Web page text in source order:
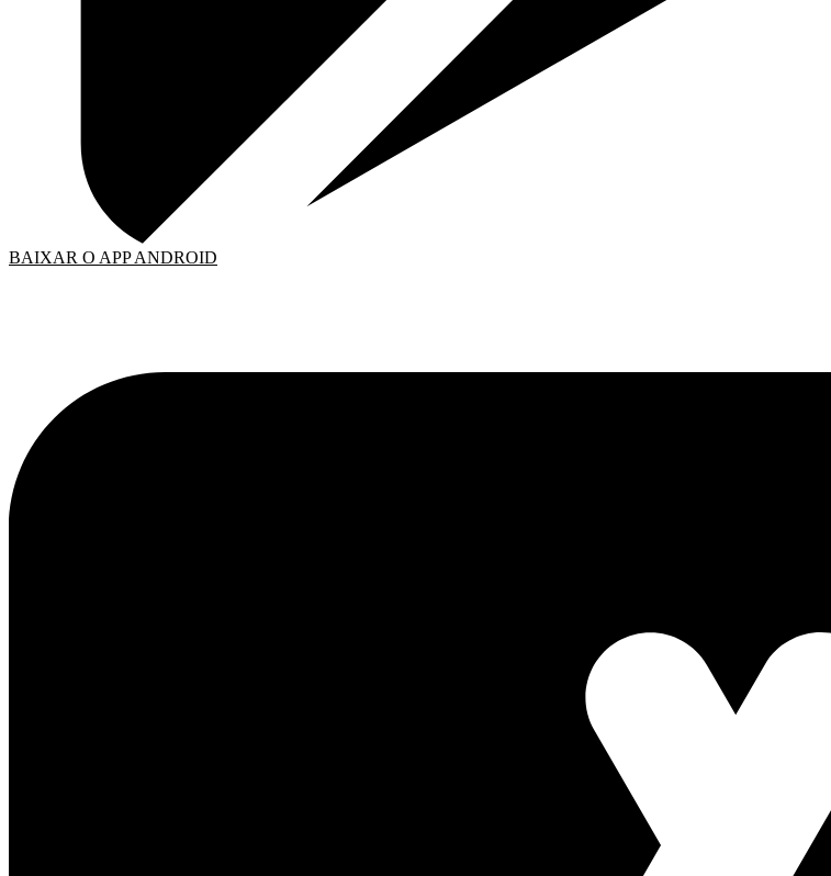
BAIXAR O APP ANDROID